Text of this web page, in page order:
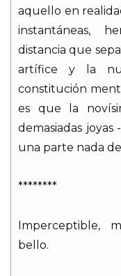
aquello en
instantáneas,
distancia que
artífice y la
constitución
es que la
demasiadas
una parte nada
********
Imperceptible,
bello.